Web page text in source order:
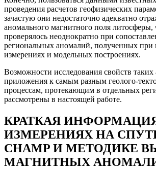
проведения расчетов геофизических
зачастую они недостаточно адекватно
аномального магнитного поля литосферы,
проверялось неоднократно при
региональных аномалий, полученных при
измерениях и модельных построениях.
Возможности исследования свойств
приложения к самым разным геолого-
процессам, протекающим в отдельных
рассмотрены в настоящей работе.
КРАТКАЯ
ИЗМЕРЕНИЯХ НА
CHAMP И МЕТОДИКЕ
МАГНИТНЫХ